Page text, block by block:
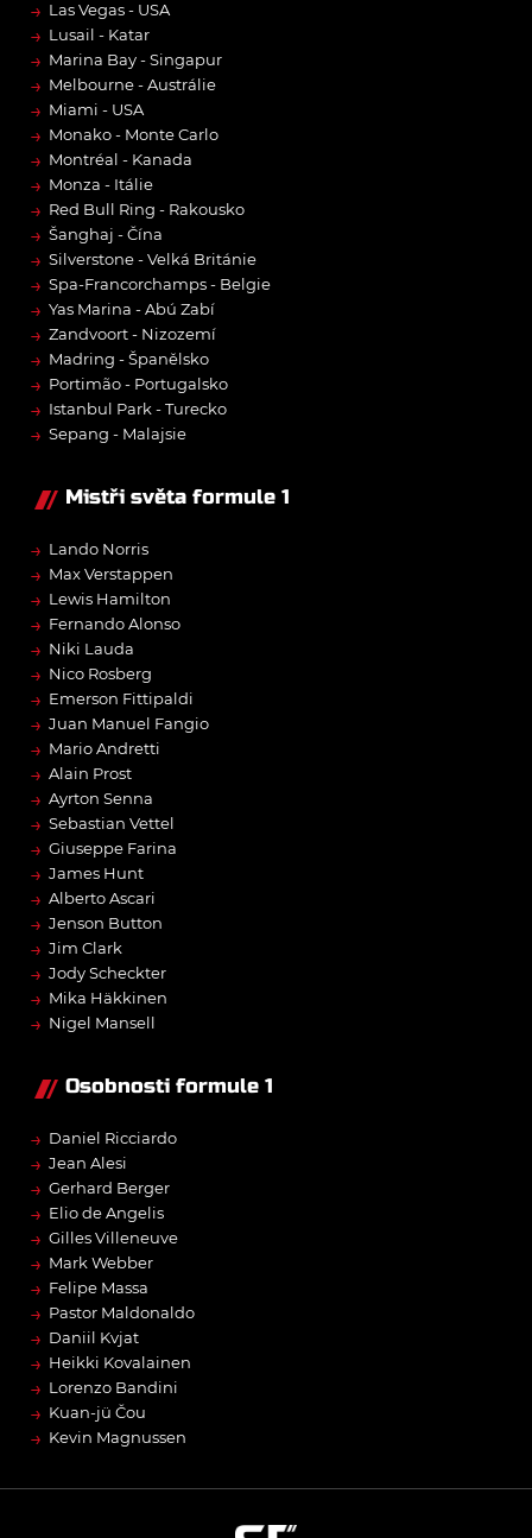
→ Las Vegas - USA
→ Lusail - Katar
→ Marina Bay - Singapur
→ Melbourne - Austrálie
→ Miami - USA
→ Monako - Monte Carlo
→ Montréal - Kanada
→ Monza - Itálie
→ Red Bull Ring - Rakousko
→ Šanghaj - Čína
→ Silverstone - Velká Británie
→ Spa-Francorchamps - Belgie
→ Yas Marina - Abú Zabí
→ Zandvoort - Nizozemí
→ Madring - Španělsko
→ Portimão - Portugalsko
→ Istanbul Park - Turecko
→ Sepang - Malajsie
Mistři světa formule 1
→ Lando Norris
→ Max Verstappen
→ Lewis Hamilton
→ Fernando Alonso
→ Niki Lauda
→ Nico Rosberg
→ Emerson Fittipaldi
→ Juan Manuel Fangio
→ Mario Andretti
→ Alain Prost
→ Ayrton Senna
→ Sebastian Vettel
→ Giuseppe Farina
→ James Hunt
→ Alberto Ascari
→ Jenson Button
→ Jim Clark
→ Jody Scheckter
→ Mika Häkkinen
→ Nigel Mansell
Osobnosti formule 1
→ Daniel Ricciardo
→ Jean Alesi
→ Gerhard Berger
→ Elio de Angelis
→ Gilles Villeneuve
→ Mark Webber
→ Felipe Massa
→ Pastor Maldonaldo
→ Daniil Kvjat
→ Heikki Kovalainen
→ Lorenzo Bandini
→ Kuan-jü Čou
→ Kevin Magnussen